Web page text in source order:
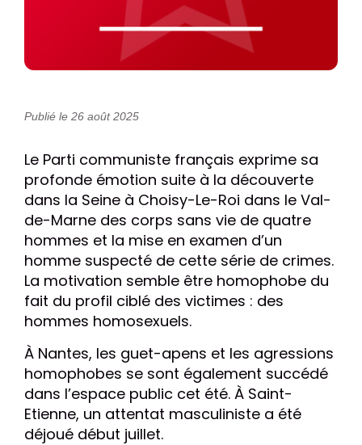
Publié le 26 août 2025
Le Parti communiste français exprime sa
profonde émotion suite à la découverte
dans la Seine à Choisy-Le-Roi dans le Val-
de-Marne des corps sans vie de quatre
hommes et la mise en examen d’un
homme suspecté de cette série de crimes.
La motivation semble être homophobe du
fait du profil ciblé des victimes : des
hommes homosexuels.
À Nantes, les guet-apens et les agressions
homophobes se sont également succédé
dans l’espace public cet été. À Saint-
Etienne, un attentat masculiniste a été
déjoué début juillet.